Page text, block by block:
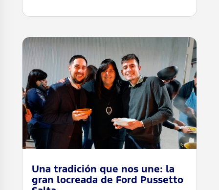
Una tradición que nos une: la
gran locreada de Ford Pussetto